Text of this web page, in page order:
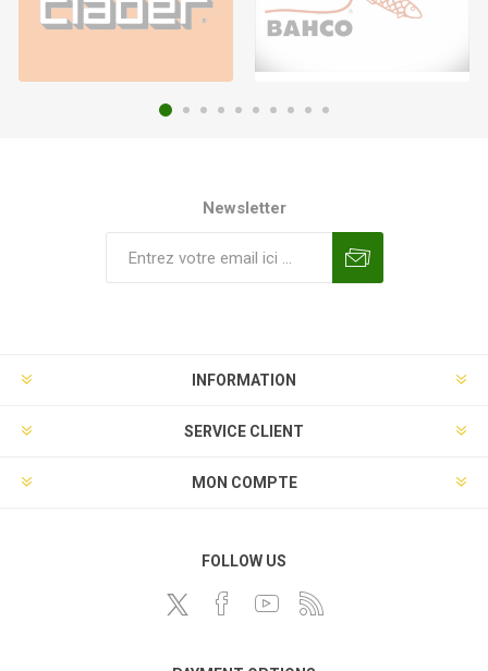
Newsletter
INFORMATION
SERVICE CLIENT
MON COMPTE
FOLLOW US